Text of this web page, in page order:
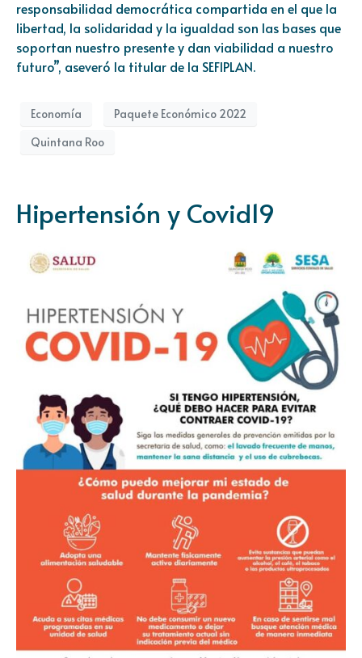
responsabilidad democrática compartida en el que la
libertad, la solidaridad y la igualdad son las bases que
soportan nuestro presente y dan viabilidad a nuestro
futuro”, aseveró la titular de la SEFIPLAN.
Economía
Paquete Económico 2022
Quintana Roo
Hipertensión y Covid19